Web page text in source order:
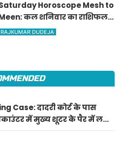
Horoscope Mesh to
कल शनिवार का राशिफल!
मेष से मीन राशि वालों के
RAJKUMAR DUDEJA
Case: दादरी कोर्ट के पास
में मुख्य शूटर के पैर में लगी